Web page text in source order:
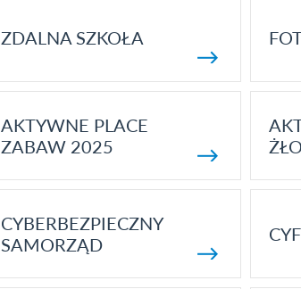
ZDALNA SZKOŁA
AKTYWNE PLACE
ZABAW 2025
CYBERBEZPIECZNY
SAMORZĄD